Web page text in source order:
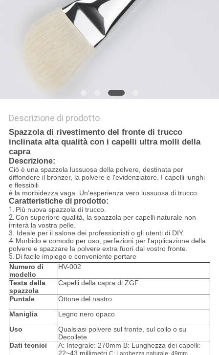
Descrizione di prodotto
Spazzola di rivestimento del fronte di trucco
inclinata alta qualità con i capelli ultra molli della
capra
Descrizione:
Ciò è una spazzola lussuosa della polvere, destinata per
diffondere il bronzer, la polvere e l'evidenziatore. I capelli lunghi
e flessibili
è la morbidezza vaga. Un'esperienza vero lussuosa di trucco.
Caratteristiche di prodotto:
1. Più nuova spazzola di trucco.
2. Con superiore-qualità, la spazzola per capelli naturale non
irriterà la vostra pelle.
3. Ideale per il salone dei professionisti o gli utenti di DIY.
4. Morbido e comodo per uso, perfezioni per l'applicazione della
polvere e spazzare la polvere extrafuori dal vostro fronte.
5. Di facile impiego e conveniente portare
Numero di
modello
HV-002
Testa della
spazzola
Capelli della capra di ZGF
Puntale
Ottone del nastro
Maniglia
Legno nero opaco
Uso
Qualsiasi polvere sul fronte, sul collo o su
Decollete
Dati tecnici
A: Integrale: 270mm B: Lunghezza dei capelli:
22~43 millimetri